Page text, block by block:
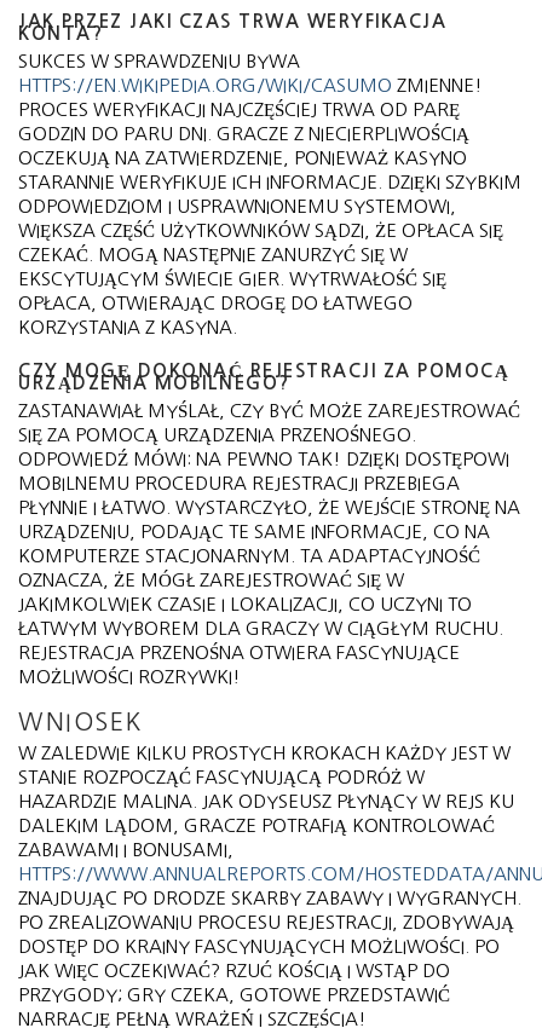
JAK PRZEZ JAKI CZAS TRWA WERYFIKACJA
KONTA?
SUKCES W SPRAWDZENIU BYWA
HTTPS://EN.WIKIPEDIA.ORG/WIKI/CASUMO ZMIENNE!
PROCES WERYFIKACJI NAJCZĘŚCIEJ TRWA OD PARĘ
GODZIN DO PARU DNI. GRACZE Z NIECIERPLIWOŚCIĄ
OCZEKUJĄ NA ZATWIERDZENIE, PONIEWAŻ KASYNO
STARANNIE WERYFIKUJE ICH INFORMACJE. DZIĘKI SZYBKIM
ODPOWIEDZIOM I USPRAWNIONEMU SYSTEMOWI,
WIĘKSZA CZĘŚĆ UŻYTKOWNIKÓW SĄDZI, ŻE OPŁACA SIĘ
CZEKAĆ. MOGĄ NASTĘPNIE ZANURZYĆ SIĘ W
EKSCYTUJĄCYM ŚWIECIE GIER. WYTRWAŁOŚĆ SIĘ
OPŁACA, OTWIERAJĄC DROGĘ DO ŁATWEGO
KORZYSTANIA Z KASYNA.
CZY MOGĘ DOKONAĆ REJESTRACJI ZA POMOCĄ
URZĄDZENIA MOBILNEGO?
ZASTANAWIAŁ MYŚLAŁ, CZY BYĆ MOŻE ZAREJESTROWAĆ
SIĘ ZA POMOCĄ URZĄDZENIA PRZENOŚNEGO.
ODPOWIEDŹ MÓWI: NA PEWNO TAK! DZIĘKI DOSTĘPOWI
MOBILNEMU PROCEDURA REJESTRACJI PRZEBIEGA
PŁYNNIE I ŁATWO. WYSTARCZYŁO, ŻE WEJŚCIE STRONĘ NA
URZĄDZENIU, PODAJĄC TE SAME INFORMACJE, CO NA
KOMPUTERZE STACJONARNYM. TA ADAPTACYJNOŚĆ
OZNACZA, ŻE MÓGŁ ZAREJESTROWAĆ SIĘ W
JAKIMKOLWIEK CZASIE I LOKALIZACJI, CO UCZYNI TO
ŁATWYM WYBOREM DLA GRACZY W CIĄGŁYM RUCHU.
REJESTRACJA PRZENOŚNA OTWIERA FASCYNUJĄCE
MOŻLIWOŚCI ROZRYWKI!
WNIOSEK
W ZALEDWIE KILKU PROSTYCH KROKACH KAŻDY JEST W
STANIE ROZPOCZĄĆ FASCYNUJĄCĄ PODRÓŻ W
HAZARDZIE MALINA. JAK ODYSEUSZ PŁYNĄCY W REJS KU
DALEKIM LĄDOM, GRACZE POTRAFIĄ KONTROLOWAĆ
ZABAWAMI I BONUSAMI,
HTTPS://WWW.ANNUALREPORTS.COM/HOSTEDDATA/
ZNAJDUJĄC PO DRODZE SKARBY ZABAWY I WYGRANYCH.
PO ZREALIZOWANIU PROCESU REJESTRACJI, ZDOBYWAJĄ
DOSTĘP DO KRAINY FASCYNUJĄCYCH MOŻLIWOŚCI. PO
JAK WIĘC OCZEKIWAĆ? RZUĆ KOŚCIĄ I WSTĄP DO
PRZYGODY; GRY CZEKA, GOTOWE PRZEDSTAWIĆ
NARRACJĘ PEŁNĄ WRAŻEŃ I SZCZĘŚCIA!